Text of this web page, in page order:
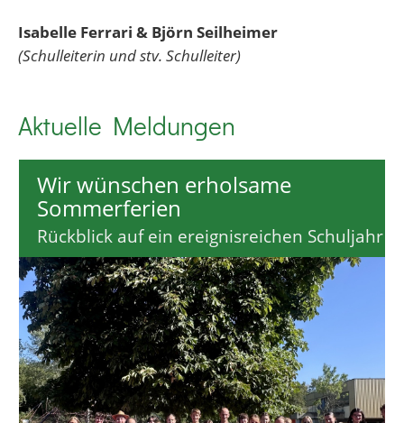
Isabelle Ferrari & Björn Seilheimer
(Schulleiterin und stv. Schulleiter)
Aktuelle Meldungen
Wir wünschen erholsame
Sommerferien
Rückblick auf ein ereignisreichen Schuljahr